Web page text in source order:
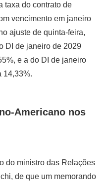
taxa do contrato de
vencimento em janeiro
ajuste de quinta-feira,
DI de janeiro de 2029
e a do DI de janeiro
14,33%.
Americano nos
do ministro das Relações
de que um memorando